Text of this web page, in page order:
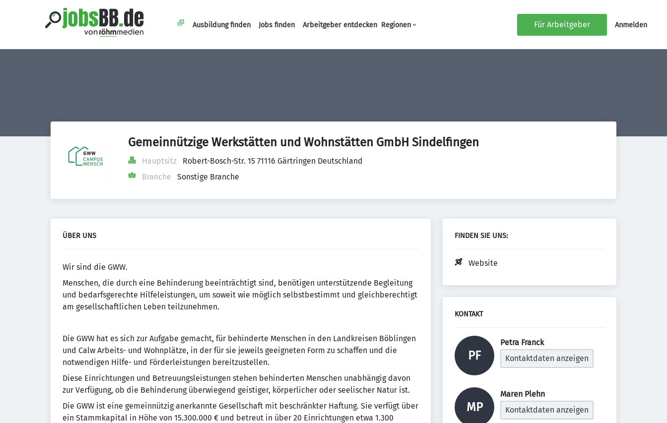
Haupt-Navigation
Ausbildung finden Jobs finden Arbeitgeber entdecken Regionen Für Arbeitgeber Anmelden
Gemeinnützige Werkstätten und Wohnstätten GmbH Sindelfingen
Hauptsitz
Robert-Bosch-Str. 15 71116 Gärtringen Deutschland
Branche
Sonstige Branche
ÜBER UNS
Wir sind die GWW.
Menschen, die durch eine Behinderung beeinträchtigt sind, benötigen unterstützende Begleitung
und bedarfsgerechte Hilfeleistungen, um soweit wie möglich selbstbestimmt und gleichberechtigt
am gesellschaftlichen Leben teilzunehmen.
Die GWW hat es sich zur Aufgabe gemacht, für behinderte Menschen in den Landkreisen Böblingen
und Calw Arbeits- und Wohnplätze, in der für sie jeweils geeigneten Form zu schaffen und die
notwendigen Hilfe- und Förderleistungen bereitzustellen.
Diese Einrichtungen und Betreuungsleistungen stehen behinderten Menschen unabhängig davon
zur Verfügung, ob die Behinderung überwiegend geistiger, körperlicher oder seelischer Natur ist.
Die GWW ist eine gemeinnützig anerkannte Gesellschaft mit beschränkter Haftung. Sie verfügt über
ein Stammkapital in Höhe von 15.300.000 € und betreut in über 20 Einrichtungen etwa 1.300
FINDEN SIE UNS:
Website
KONTAKT
PF
Petra Franck
Kontaktdaten anzeigen
MP
Maren Plehn
Kontaktdaten anzeigen